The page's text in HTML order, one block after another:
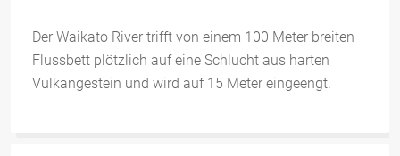
Der Waikato River trifft von einem 100 Meter breiten
Flussbett plötzlich auf eine Schlucht aus harten
Vulkangestein und wird auf 15 Meter eingeengt.